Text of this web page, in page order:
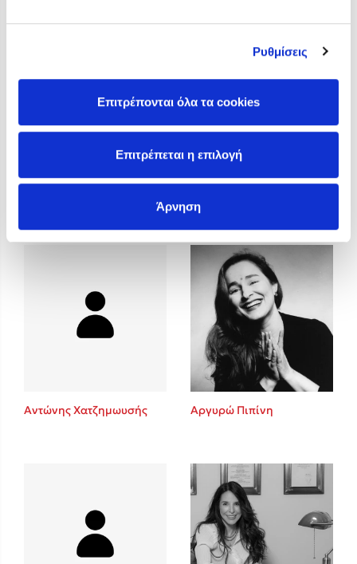
Ρυθμίσεις
Επιτρέπονται όλα τα cookies
Επιτρέπεται η επιλογή
Άρνηση
Ο Κώστας Κρομμύδας στο Παλαιοχώρι Καλαμπάκας
Ο Κώστας Κρομμύδας και η Μαρίνα Γιώτη στη Νικήτη
Ο Στέφανος Ξενάκης στη Χίο
Βιβλίου στο Πεδίον του Άρεως
Αντώνης Χατζημωυσής Αργυρώ Πιπίνη